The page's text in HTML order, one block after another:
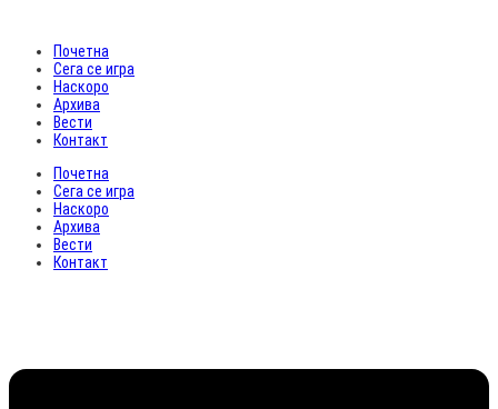
Почетна
Сега се игра
Наскоро
Архива
Вести
Контакт
Почетна
Сега се игра
Наскоро
Архива
Вести
Контакт